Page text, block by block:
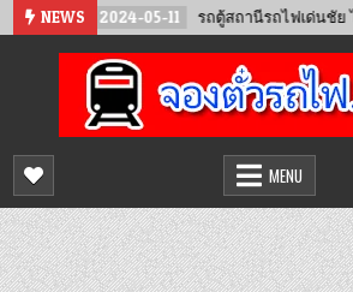
Skip NEWS
2024-05-11 รถตู้สถานีรถไฟเด่นชัย ไป จ.น่าน
จองตั๋วรถไฟออนไลน์
จำหน่ายตั๋วรถไฟล่วงหน้า จองได้ 24 ชั่วโมง
MENU